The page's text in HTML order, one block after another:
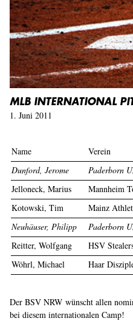
MLB INTERNATIONAL
1. Juni 2011
Name
Verein
Dunford, Jerome
Paderborn
Jelloneck, Marius
Mannheim
Kotowski, Tim
Mainz
Neuhäuser, Philipp
Paderborn
Reitter, Wolfgang
HSV
Wöhrl, Michael
Haar
Der BSV NRW wünscht allen
bei diesem internationalen Camp!